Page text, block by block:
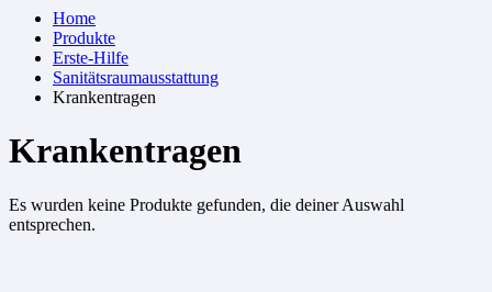
Home
Produkte
Erste-Hilfe
Sanitätsraumausstattung
Krankentragen
Krankentragen
Es wurden keine Produkte gefunden, die deiner Auswahl
entsprechen.